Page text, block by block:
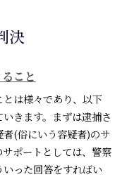
決
こと
は様々であり、以下
きます。まずは逮捕さ
(俗にいう容疑者)のサ
ポートとしては、警察
った回答をすればい